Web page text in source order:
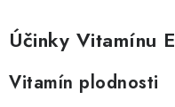
Účinky Vitamínu E
Vitamín plodnosti